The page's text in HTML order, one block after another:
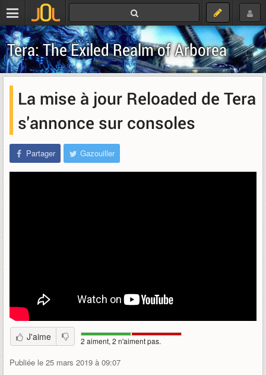
Tera: The Exiled Realm of Arborea
La mise à jour Reloaded de Tera
s'annonce sur consoles
Partager Gazouiller
J'aime 2 aiment, 2 n'aiment pas.
Publiée le 25 mars 2019 à 09:07